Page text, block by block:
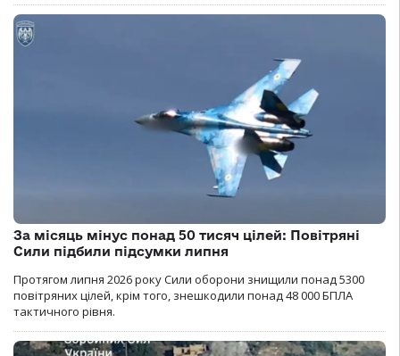
За місяць мінус понад 50 тисяч цілей: Повітряні
Сили підбили підсумки липня
Протягом липня 2026 року Cили оборони знищили понад 5300
повітряних цілей, крім того, знешкодили понад 48 000 БПЛА
тактичного рівня.